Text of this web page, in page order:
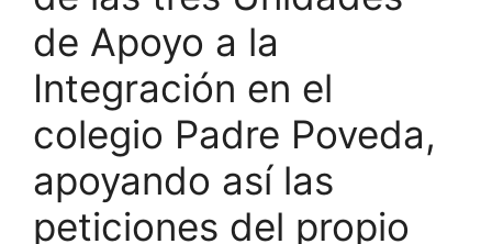
de Apoyo a la
Integración en el
colegio Padre Poveda,
apoyando así las
peticiones del propio